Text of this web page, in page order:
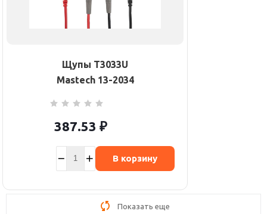
Щупы T3033U
Mastech 13-2034
387.53 ₽
В корзину
Показать еще